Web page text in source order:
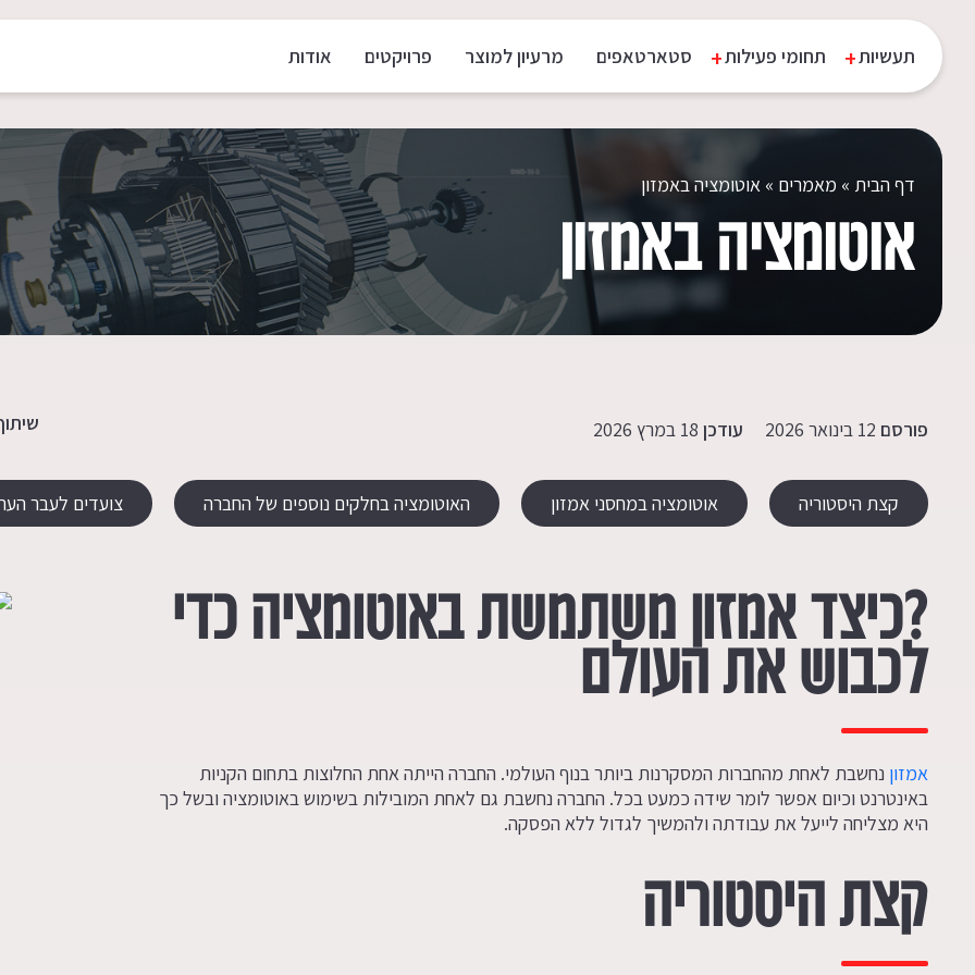
תעשיות תחומי פעילות סטארטאפים מרעיון למוצר פרויקטים אודות
דף הבית » מאמרים » אוטומציה באמזון
אוטומציה באמזון
פורסם עודכן
קצת היסטוריה אוטומציה במחסני אמזון האוטומציה בחלקים נוספים של החברה צועדים לעבר
?כיצד אמזון משתמשת באוטומציה כדי
לכבוש את העולם
אמזון נחשבת לאחת מהחברות המסקרנות ביותר בנוף העולמי. החברה הייתה אחת החלוצות בתחום הקניות
באינטרנט וכיום אפשר לומר שידה כמעט בכל. החברה נחשבת גם לאחת המובילות בשימוש באוטומציה ובשל כך
היא מצליחה לייעל את עבודתה ולהמשיך לגדול ללא הפסקה.
קצת היסטוריה